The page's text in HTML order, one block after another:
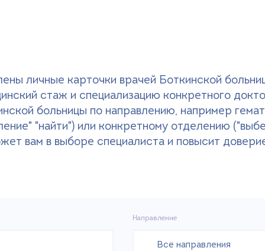
личные карточки врачей Боткинской
стаж и специализацию конкретного
больницы по направлению, например
"найти") или конкретному отделению
вам в выборе специалиста и повысит
Направление
Все направления